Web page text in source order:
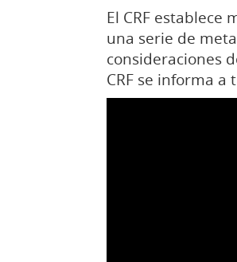
El CRF
una serie de
consideraciones
CRF se informa a